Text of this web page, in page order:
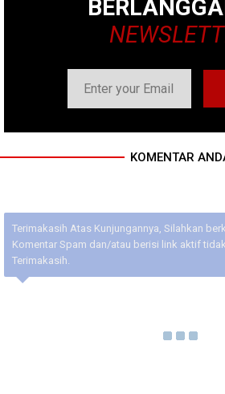
KOMENTAR
Terimakasih Atas Kunjungannya, Silahkan
Komentar Spam dan/atau berisi link aktif
Terimakasih.